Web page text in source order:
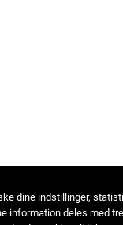
dine indstillinger,
information deles med